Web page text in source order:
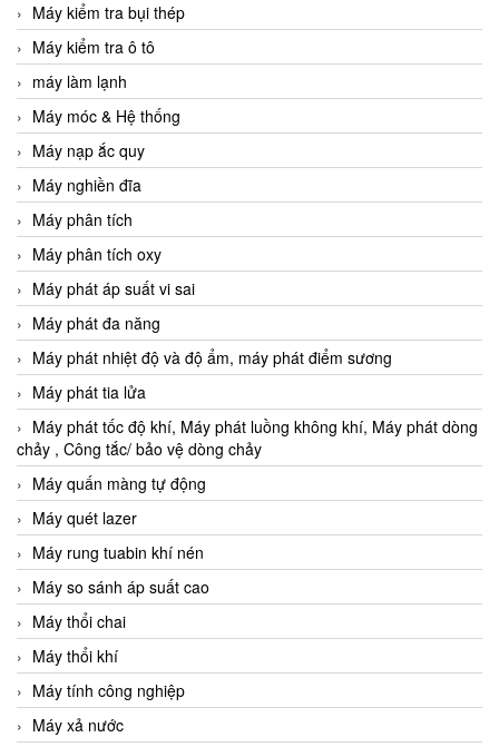
Máy kiểm tra bụi thép
Máy kiểm tra ô tô
máy làm lạnh
Máy móc & Hệ thống
Máy nạp ắc quy
Máy nghiền đĩa
Máy phân tích
Máy phân tích oxy
Máy phát áp suất vi sai
Máy phát đa năng
Máy phát nhiệt độ và độ ẩm, máy phát điểm sương
Máy phát tia lửa
Máy phát tốc độ khí, Máy phát luồng không khí, Máy phát dòng
chảy , Công tắc/ bảo vệ dòng chảy
Máy quấn màng tự động
Máy quét lazer
Máy rung tuabin khí nén
Máy so sánh áp suất cao
Máy thổi chai
Máy thổi khí
Máy tính công nghiệp
Máy xả nước